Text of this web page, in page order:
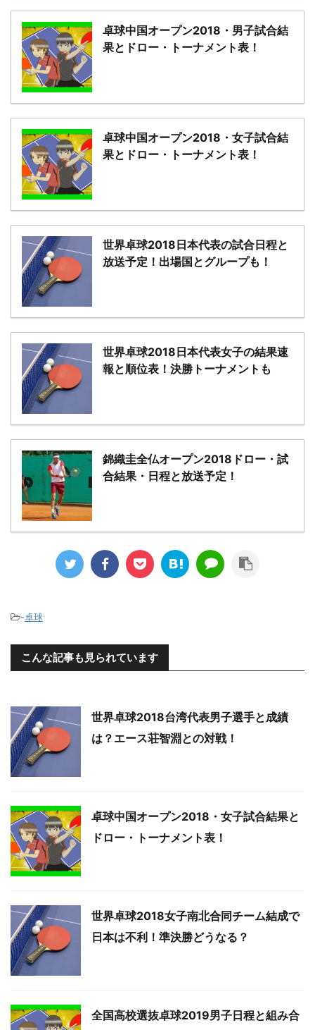
卓球中国オープン2018・男子試合結
果とドロー・トーナメント表！
卓球中国オープン2018・女子試合結
果とドロー・トーナメント表！
世界卓球2018日本代表の試合日程と
放送予定！出場国とグループも！
世界卓球2018日本代表女子の結果速
報と順位表！決勝トーナメントも
錦織圭全仏オープン2018ドロー・試
合結果・日程と放送予定！
-卓球
こんな記事も見られています
世界卓球2018台湾代表男子選手と成績
は？エース荘智淵との対戦！
卓球中国オープン2018・女子試合結果と
ドロー・トーナメント表！
世界卓球2018女子南北合同チーム結成で
日本は不利！準決勝どうなる？
全国高校選抜卓球2019男子日程と組み合